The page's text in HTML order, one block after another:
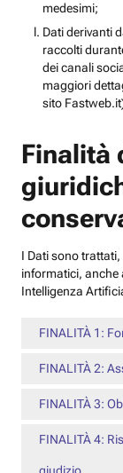
medesimi;
Dati derivanti
raccolti
dei canali
maggiori
sito
Finalità
I Dati sono
informatici, anche
Intelligenza
FINALITÀ 1:
FINALITÀ 2:
FINALITÀ 3:
FINALITÀ 4: